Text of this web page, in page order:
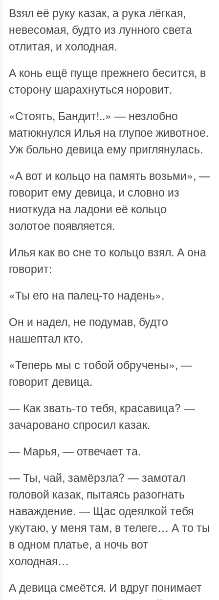
Взял её руку казак, а рука лёгкая,
невесомая, будто из лунного света
отлитая, и холодная.
А конь ещё пуще прежнего бесится, в
сторону шарахнуться норовит.
«Стоять, Бандит!..» — незлобно
матюкнулся Илья на глупое животное.
Уж больно девица ему приглянулась.
«А вот и кольцо на память возьми», —
говорит ему девица, и словно из
ниоткуда на ладони её кольцо
золотое появляется.
Илья как во сне то кольцо взял. А она
говорит:
«Ты его на палец-то надень».
Он и надел, не подумав, будто
нашептал кто.
«Теперь мы с тобой обручены», —
говорит девица.
— Как звать-то тебя, красавица? —
зачаровано спросил казак.
— Марья, — отвечает та.
— Ты, чай, замёрзла? — замотал
головой казак, пытаясь разогнать
наваждение. — Щас одеялкой тебя
укутаю, у меня там, в телеге… А то ты
в одном платье, а ночь вот
холодная…
А девица смеётся. И вдруг понимает